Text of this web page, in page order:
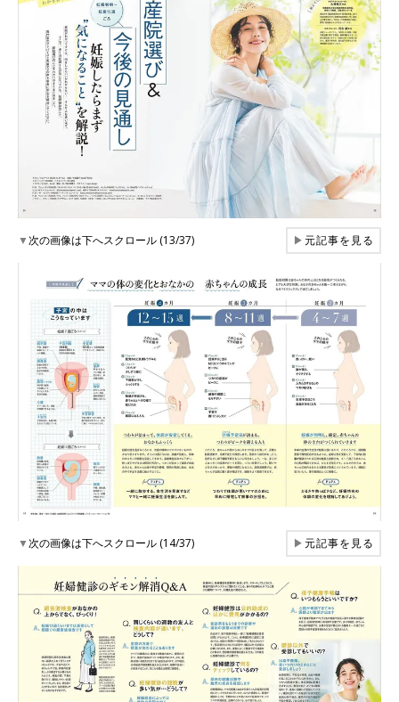
▼次の画像は下へスクロール (13/37) ▶元記事を見る
▼次の画像は下へスクロール (14/37) ▶元記事を見る